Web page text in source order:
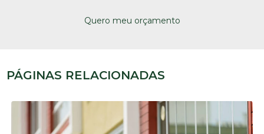
Quero meu orçamento
PÁGINAS RELACIONADAS